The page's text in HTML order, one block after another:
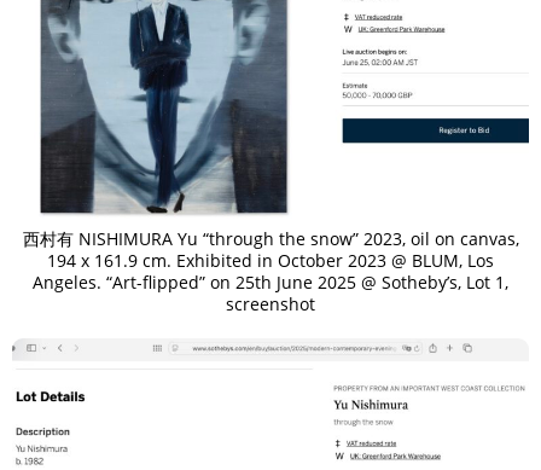
西村有 NISHIMURA Yu “through the snow” 2023, oil on canvas,
194 x 161.9 cm. Exhibited in October 2023 @ BLUM, Los
Angeles. “Art-flipped” on 25th June 2025 @ Sotheby’s, Lot 1,
screenshot